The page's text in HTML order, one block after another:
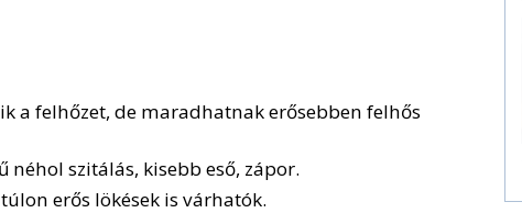
a felhőzet, de maradhatnak erősebben felhős
néhol szitálás, kisebb eső, zápor.
erős lökések is várhatók.